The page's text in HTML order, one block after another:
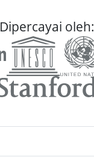
Dipercayai oleh: